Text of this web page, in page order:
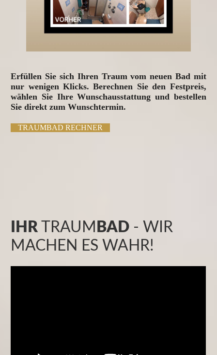
Erfüllen Sie sich Ihren Traum vom neuen Bad mit
nur wenigen Klicks. Berechnen Sie den Festpreis,
wählen Sie Ihre Wunschausstattung und bestellen
Sie direkt zum Wunschtermin.
TRAUMBAD RECHNER
IHR TRAUM BAD - WIR
MACHEN ES WAHR!